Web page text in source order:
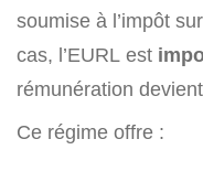
soumise à l’impôt
cas, l’EURL est
rémunération
Ce régime offre :